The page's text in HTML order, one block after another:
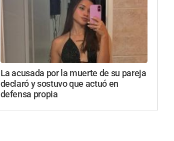
La acusada por la muerte de su pareja
declaró y sostuvo que actuó en
defensa propia